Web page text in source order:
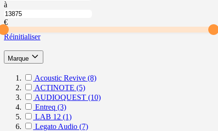
Fourchette
à
Fourchette
de
prix
€
Réinitialiser
Marque filter
Acoustic Revive (8)
ACTINOTE (5)
AUDIOQUEST (10)
Entreq (3)
LAB 12 (1)
Legato Audio (7)